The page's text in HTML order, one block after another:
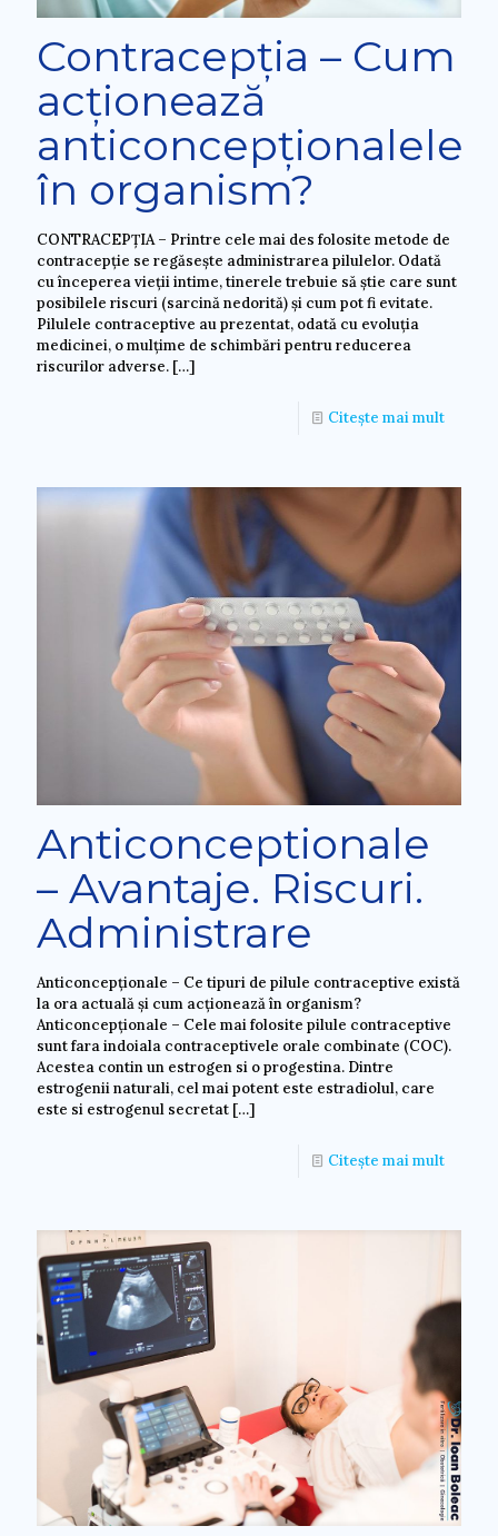
Contracepția – Cum
acționează
anticoncepționalele
în organism?
CONTRACEPȚIA – Printre cele mai des folosite metode de
contracepție se regăsește administrarea pilulelor. Odată
cu începerea vieții intime, tinerele trebuie să știe care sunt
posibilele riscuri (sarcină nedorită) și cum pot fi evitate.
Pilulele contraceptive au prezentat, odată cu evoluția
medicinei, o mulțime de schimbări pentru reducerea
riscurilor adverse. […]
Citește mai mult
Anticonceptionale
– Avantaje. Riscuri.
Administrare
Anticoncepționale – Ce tipuri de pilule contraceptive există
la ora actuală și cum acționează în organism?
Anticoncepționale – Cele mai folosite pilule contraceptive
sunt fara indoiala contraceptivele orale combinate (COC).
Acestea contin un estrogen si o progestina. Dintre
estrogenii naturali, cel mai potent este estradiolul, care
este si estrogenul secretat […]
Citește mai mult